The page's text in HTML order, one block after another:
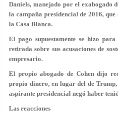
Daniels, manejado por el exabogado
la campaña presidencial de 2016,
la Casa Blanca.
El pago supuestamente se hizo
retirada sobre sus acusaciones de
empresario.
El propio abogado de Cohen dijo
propio dinero, en lugar del de
aspirante presidencial negó haber
Las reacciones